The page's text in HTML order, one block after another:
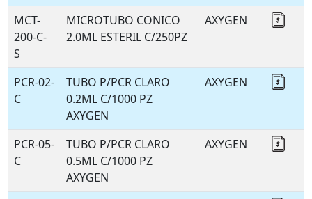
MCT-
200-C-
S
MICROTUBO CONICO
2.0ML ESTERIL C/250PZ
AXYGEN
PCR-02-
C
TUBO P/PCR CLARO
0.2ML C/1000 PZ
AXYGEN
AXYGEN
PCR-05-
C
TUBO P/PCR CLARO
0.5ML C/1000 PZ
AXYGEN
AXYGEN